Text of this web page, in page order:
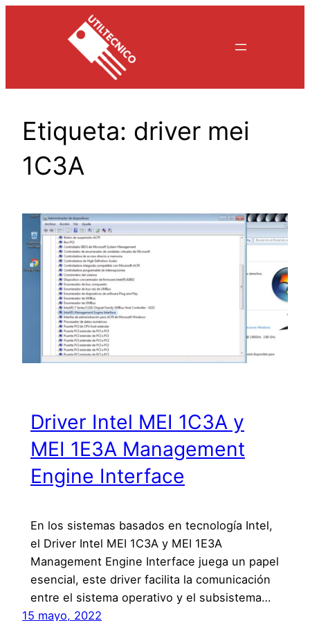
Etiqueta: driver mei
1C3A
Driver Intel MEI 1C3A y
MEI 1E3A Management
Engine Interface
En los sistemas basados en tecnología Intel,
el Driver Intel MEI 1C3A y MEI 1E3A
Management Engine Interface juega un papel
esencial, este driver facilita la comunicación
entre el sistema operativo y el subsistema…
15 mayo, 2022